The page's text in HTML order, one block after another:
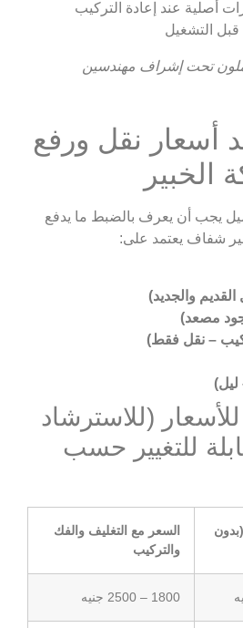
عند إعادة التركيب
قبل التشغيل
تحت إشراف مهندسين
نقل ورفع
الخبير
يجب أن يعرف بالضبط ما يدفع
شفاف يعتمد على:
والجديد)
مصعد)
– نقل فقط)
(للاسترشاد
للتغيير حسب
السعر مع التغليف والفك
والتركيب
1800 – 2500 جنيه